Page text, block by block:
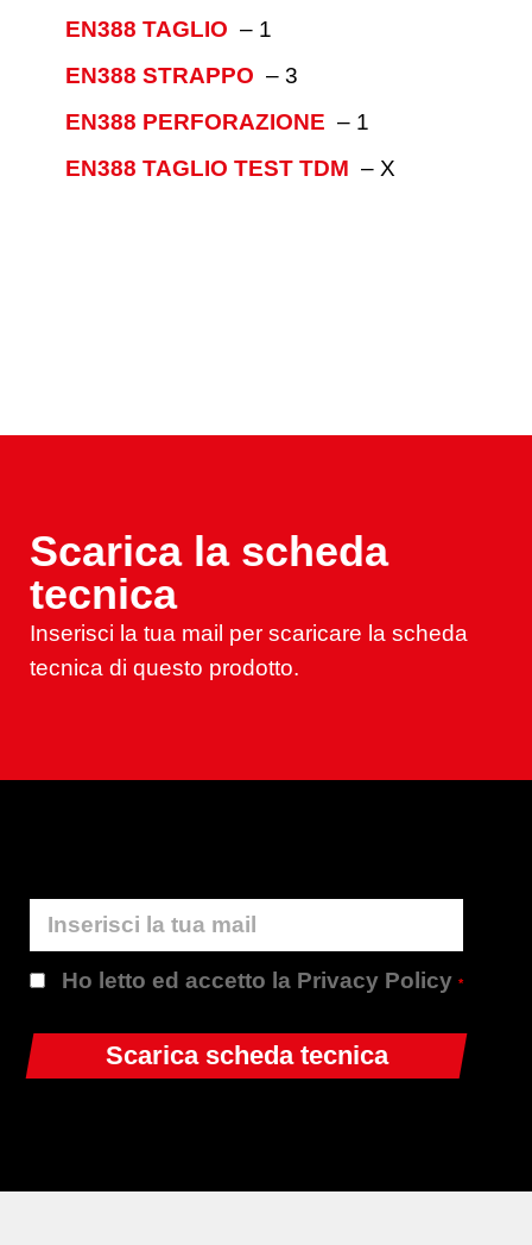
EN388 TAGLIO – 1
EN388 STRAPPO – 3
EN388 PERFORAZIONE – 1
EN388 TAGLIO TEST TDM – X
Scarica la scheda
tecnica
Inserisci la tua mail per scaricare la scheda
tecnica di questo prodotto.
Ho letto ed accetto la Privacy Policy*